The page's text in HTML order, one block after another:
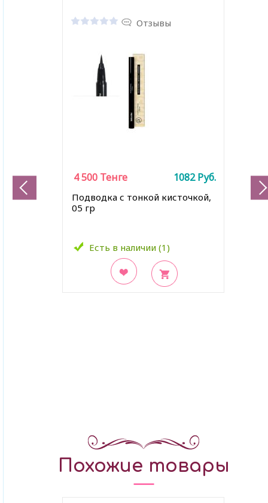
Отзывы
Подводка с тонкой кисточкой,
05 гр
Есть в наличии (1)
4 500 Тенге 1082Руб.
Похожие товары